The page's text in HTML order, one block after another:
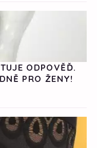
ODPOVĚĎ.
PRO ŽENY!